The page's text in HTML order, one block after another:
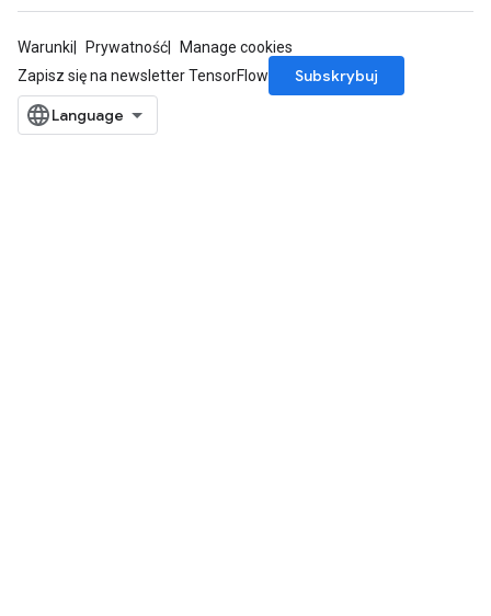
Warunki Prywatność
Manage cookies
Zapisz się na newsletter TensorFlow
Subskrybuj